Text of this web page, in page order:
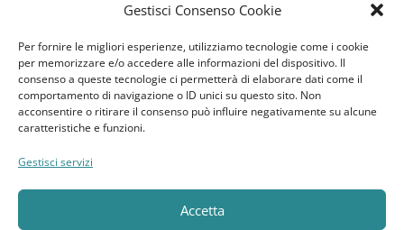
Gestisci Consenso Cookie
Per fornire le migliori esperienze, utilizziamo tecnologie come i cookie
per memorizzare e/o accedere alle informazioni del dispositivo. Il
consenso a queste tecnologie ci permetterà di elaborare dati come il
comportamento di navigazione o ID unici su questo sito. Non
acconsentire o ritirare il consenso può influire negativamente su alcune
caratteristiche e funzioni.
Gestisci servizi
Accetta
Indirizzi
Metodi di pagamento
Dettagli account
Lista dei desideri